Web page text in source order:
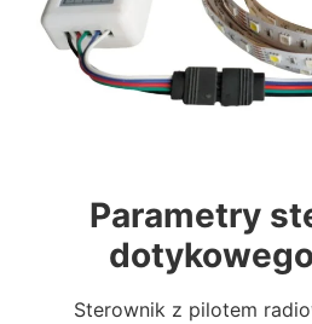
Parametry
dotykowego
Sterownik z pilotem